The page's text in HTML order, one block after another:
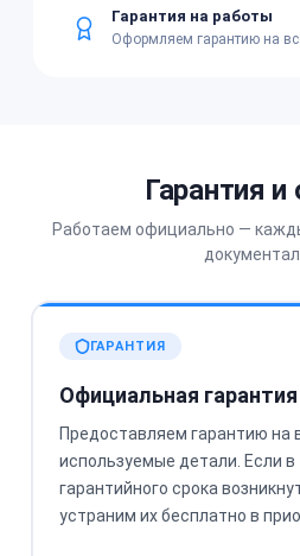
Гарантия на работы
Оформляем гарантию на
Гарантия и
Работаем официально —
ГАРАНТИЯ
Официальная
Предоставляем гарантию на
используемые детали. Если в
гарантийного срока
устраним их бесплатно в